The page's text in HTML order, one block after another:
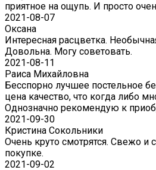
приятное на ощупь. И просто
2021-08-07
Оксана
Интересная расцветка.
Довольна. Могу советовать.
2021-08-11
Раиса Михайловна
Бесспорно лучшее постельное
цена качество, что когда либо
Однозначно рекомендую к
2021-09-30
Кристина Сокольники
Очень круто смотрятся. Свежо и
покупке.
2021-09-02